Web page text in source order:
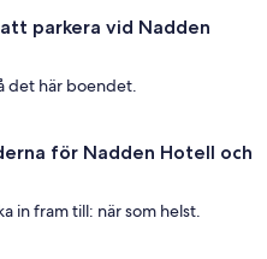
parkera vid Nadden
det här boendet.
för Nadden Hotell och
in fram till: när som helst.